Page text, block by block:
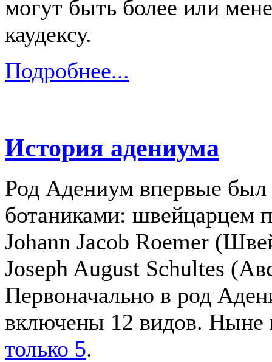
могут быть более или
каудексу.
Подробнее...
История адениума
Род Адениум впервые
ботаниками: швейцарцем
Johann Jacob Roemer
Joseph August Schultes
Первоначально в род
включены 12 видов. Ныне
только 5.